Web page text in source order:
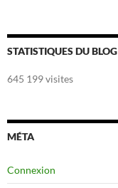
STATISTIQUES DU BLOG
645 199 visites
MÉTA
Connexion